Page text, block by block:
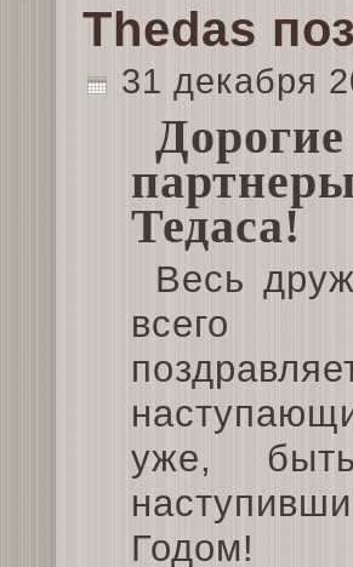
Thedas
31 декабря
Тедаса!
Весь
уже,
Годом!